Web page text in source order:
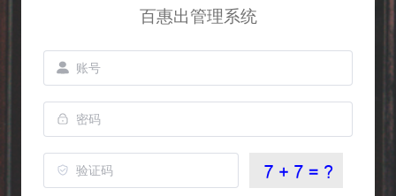
百惠出管理系统